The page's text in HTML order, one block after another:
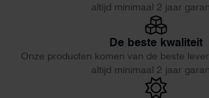
altijd minimaal 2 jaar
De beste kwaliteit
Onze producten komen van de beste
altijd minimaal 2 jaar